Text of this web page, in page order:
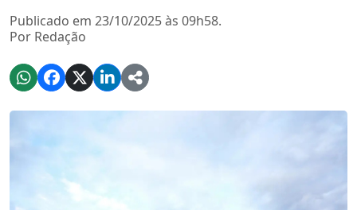
Publicado em 23/10/2025 às 09h58.
Por Redação